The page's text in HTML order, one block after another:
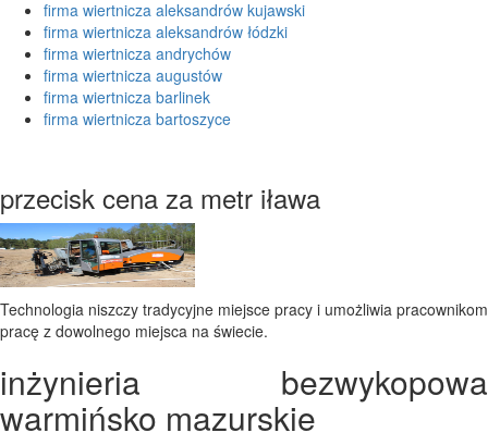
firma wiertnicza aleksandrów kujawski
firma wiertnicza aleksandrów łódzki
firma wiertnicza andrychów
firma wiertnicza augustów
firma wiertnicza barlinek
firma wiertnicza bartoszyce
przecisk cena za metr iława
Technologia niszczy tradycyjne miejsce pracy i umożliwia pracownikom
pracę z dowolnego miejsca na świecie.
inżynieria bezwykopowa
warmińsko mazurskie